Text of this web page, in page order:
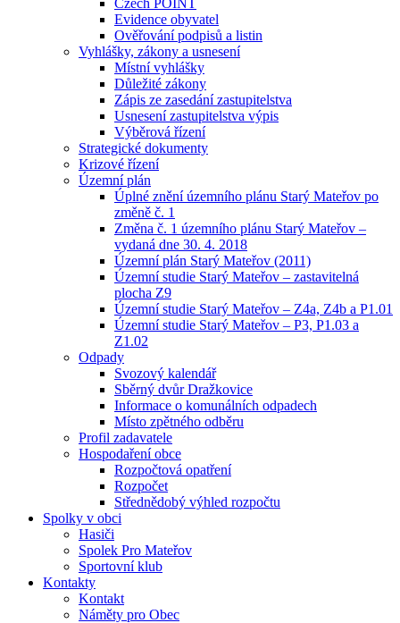
Czech POINT
Evidence obyvatel
Ověřování podpisů a listin
Vyhlášky, zákony a usnesení
Místní vyhlášky
Důležité zákony
Zápis ze zasedání zastupitelstva
Usnesení zastupitelstva výpis
Výběrová řízení
Strategické dokumenty
Krizové řízení
Územní plán
Úplné znění územního plánu Starý Mateřov po
změně č. 1
Změna č. 1 územního plánu Starý Mateřov –
vydaná dne 30. 4. 2018
Územní plán Starý Mateřov (2011)
Územní studie Starý Mateřov – zastavitelná
plocha Z9
Územní studie Starý Mateřov – Z4a, Z4b a P1.01
Územní studie Starý Mateřov – P3, P1.03 a
Z1.02
Odpady
Svozový kalendář
Sběrný dvůr Dražkovice
Informace o komunálních odpadech
Místo zpětného odběru
Profil zadavatele
Hospodaření obce
Rozpočtová opatření
Rozpočet
Střednědobý výhled rozpočtu
Spolky v obci
Hasiči
Spolek Pro Mateřov
Sportovní klub
Kontakty
Kontakt
Náměty pro Obec